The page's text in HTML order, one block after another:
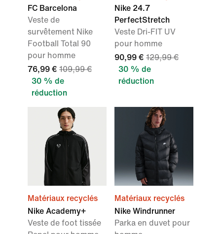
FC Barcelona
Veste de
survêtement Nike
Football Total 90
pour homme
76,99 € 109,99 €
30 % de
réduction
Nike 24.7
PerfectStretch
Veste Dri-FIT UV
pour homme
90,99 € 129,99 €
30 % de
réduction
Matériaux recyclés
Nike Academy+
Veste de foot tissée
Matériaux recyclés
Nike Windrunner
Parka en duvet pour